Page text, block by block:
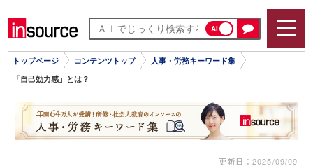
AI
トップページ コンテンツトップ 人事・労務キーワード集
「自己効力感」とは？
更新日：2025/09/09